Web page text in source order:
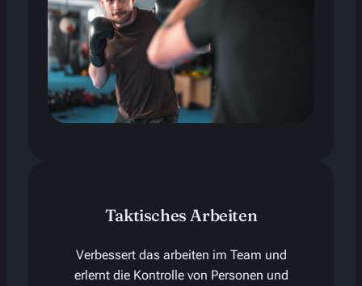
Taktisches Arbeiten
Verbessert das arbeiten im Team und
erlernt die Kontrolle von Personen und